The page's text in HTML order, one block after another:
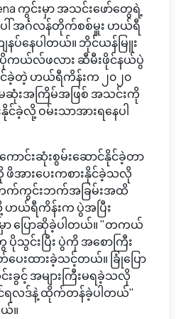
ကွင်းမှာ အသင်းဖော်တွေရဲ့
ါ် အင်္ဂလန်တိုက်စစ်မှူး ဟယ်ရီ
ပ်နေပါတယ်။ ဘိုင်ယန်မြူး
ကယ်လ်ဖလား ဆီမီးဖိုင်နယ်ပွဲ
င်ခဲ့တဲ့ ဟယ်ရီကိန်းက ၂၀၂၀
မဆုံးအကြိမ်အဖြစ် အသင်းကို
ခဲ့လို့ ဝမ်းသာအားရနေပါ
ာင်းဆုံးစွမ်းဆောင်နိုင်ခဲ့တာ
အားပေးကစားနိုင်ခဲ့သလို
က်ကွင်းဘက်အခြမ်းအထိ
ယ်ရီကိန်းက ပွဲအပြီး
မှာ ပြောဆိုခဲ့ပါတယ်။ "တကယ်
သွင်းပြီး ပွဲကို အစောကြီး
းထားခဲ့သင့်တယ်။ ခြုံပြော
ခွင့် အများကြီးမရခဲ့သလို
ရလဒ်နဲ့ ထိုက်တန်ခဲ့ပါတယ်"
။